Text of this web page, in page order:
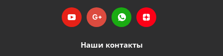
Наши контакты